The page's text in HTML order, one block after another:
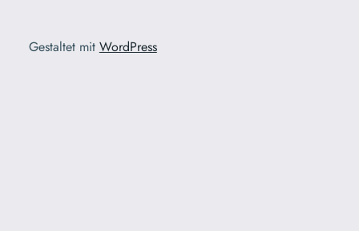
Gestaltet mit WordPress